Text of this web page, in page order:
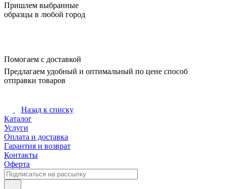
Пришлем выбранные
образцы в любой город
Помогаем с доставкой
Предлагаем удобный и оптимальный по цене способ
отправки товаров
Назад к списку
Каталог
Услуги
Оплата и доставка
Гарантия и возврат
Контакты
Оферта